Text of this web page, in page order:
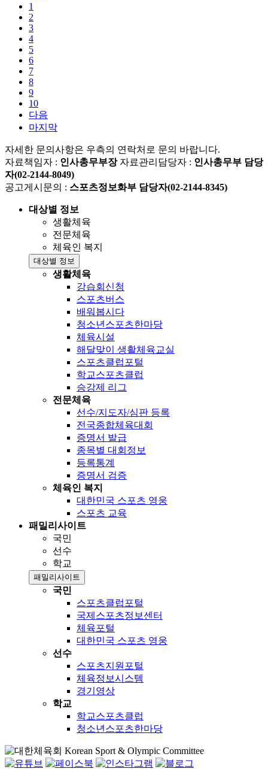
1
2
3
4
5
6
7
8
9
10
다음
마지막
자세한 문의사항은 우측의 연락처로 문의 바랍니다.
자료책임자 : 인사총무부장 자료관리담당자 : 인사총무부 담당
자(02-2144-8049)
공고게시문의 : 스포츠정보화부 담당자(02-2144-8345)
대상별 정보
생활체육
전문체육
체육인 복지
대상별 정보
생활체육
강습회신청
스포츠버스
배워봅시다
청소년스포츠한마당
체육시설
해달맞이 생활체육교실
스포츠클럽포털
학교스포츠클럽
승강제 리그
전문체육
선수/지도자/심판 등록
전국종합체육대회
증명서 발급
종목별 대회정보
등록통계
증명서 검증
체육인 복지
대한민국 스포츠 영웅
스포츠 교육
패밀리사이트
국민
선수
학교
패밀리사이트
국민
스포츠클럽포털
국제스포츠정보센터
체육포털
대한민국 스포츠 영웅
선수
스포츠지원포털
체육정보시스템
경기영상
학교
학교스포츠클럽
청소년스포츠한마당